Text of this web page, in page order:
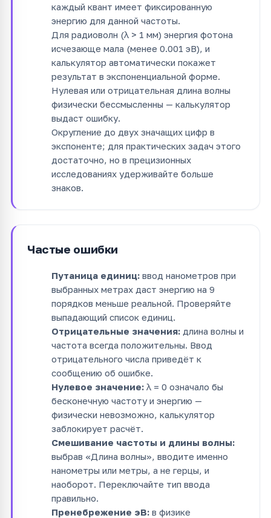
каждый квант имеет фиксированную
энергию для данной частоты.
Для радиоволн (λ > 1 мм) энергия фотона
исчезающе мала (менее 0.001 эВ), и
калькулятор автоматически покажет
результат в экспоненциальной форме.
Нулевая или отрицательная длина волны
физически бессмысленны — калькулятор
выдаст ошибку.
Округление до двух значащих цифр в
экспоненте; для практических задач этого
достаточно, но в прецизионных
исследованиях удерживайте больше
знаков.
Частые ошибки
Путаница единиц: ввод нанометров при
выбранных метрах даст энергию на 9
порядков меньше реальной. Проверяйте
выпадающий список единиц.
Отрицательные значения: длина волны и
частота всегда положительны. Ввод
отрицательного числа приведёт к
сообщению об ошибке.
Нулевое значение: λ = 0 означало бы
бесконечную частоту и энергию —
физически невозможно, калькулятор
заблокирует расчёт.
Смешивание частоты и длины волны:
выбрав «Длина волны», вводите именно
нанометры или метры, а не герцы, и
наоборот. Переключайте тип ввода
правильно.
Пренебрежение эВ: в физике